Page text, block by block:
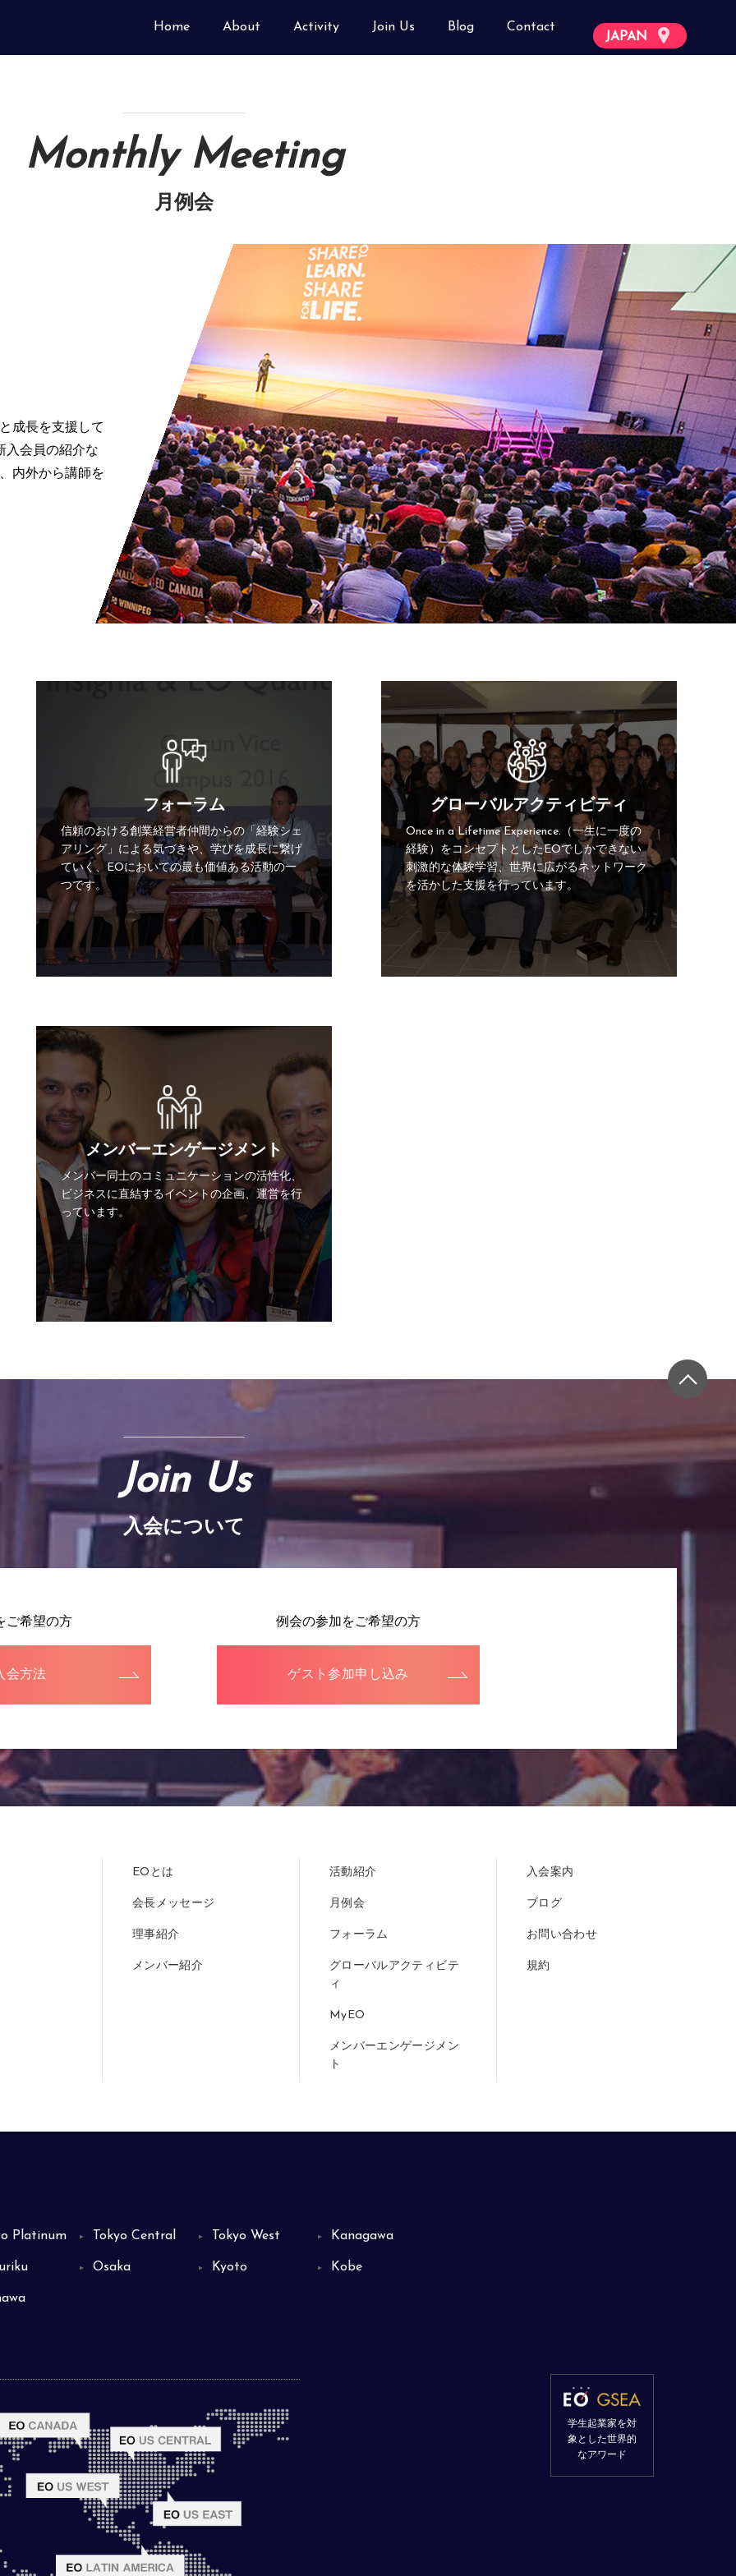
Home About Activity Join Us Blog Contact
JAPAN
Monthly Meeting
月例会
成長を支援して
入会員の紹介な
内外から講師を
フォーラム
信頼のおける創業経営者仲間からの「経験シェ
アリング」による気づきや、学びを成長に繋げ
ていく、EOにおいての最も価値ある活動の一
つです。
グローバルアクティビティ
Once in a Lifetime Experience.（一生に一度の
経験）をコンセプトとしたEOでしかできない
刺激的な体験学習、世界に広がるネットワーク
を活かした支援を行っています。
メンバーエンゲージメント
メンバー同士のコミュニケーションの活性化、
ビジネスに直結するイベントの企画、運営を行
っています。
Join Us
入会について
ご希望の方
会方法
例会の参加をご希望の方
ゲスト参加申し込み
EOとは
会長メッセージ
理事紹介
メンバー紹介
活動紹介
月例会
フォーラム
グローバルアクティビテ
ィ
MyEO
メンバーエンゲージメン
ト
入会案内
ブログ
お問い合わせ
規約
Platinum ▼ Tokyo Central ▼ Tokyo West ▼ Kanagawa
▼ Osaka ▼ Kyoto ▼ Kobe
学生起業家を対
象とした世界的
なアワード